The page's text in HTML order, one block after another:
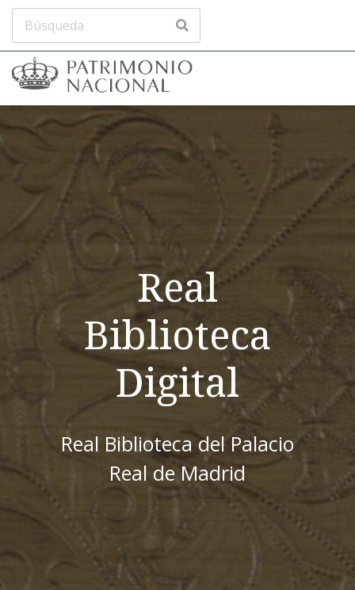
Real
Biblioteca
Digital
Real Biblioteca del Palacio
Real de Madrid